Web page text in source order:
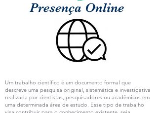
Presença Online
Um trabalho científico é um documento formal que
descreve uma pesquisa original, sistemática e investigativa
realizada por cientistas, pesquisadores ou acadêmicos em
uma determinada área de estudo. Esse tipo de trabalho